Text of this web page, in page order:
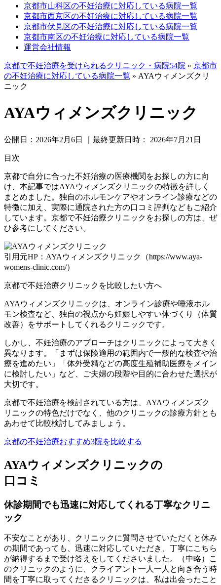
京都市山科区の不妊治療に対応している病院一覧
京都市西京区の不妊治療に対応している病院一覧
京都市伏見区の不妊治療に対応している病院一覧
京都市南区の不妊治療に対応している病院一覧
運営会社情報
京都で不妊治療を受けられるクリニック・病院54院 » 京都市
の不妊治療に対応している病院一覧 » AYAウィメンズクリ
ニック
AYAウィメンズクリニック
公開日： 2026年2月6日 ｜最終更新日時： 2026年7月21日
目次
京都で自分に合った不妊治療の医療機関をお探しの方に向
け、本記事ではAYAウィメンズクリニックの特徴を詳しく
まとめました。独自のホルモンケアやオンライン診療などの
特徴に加え、実際に通院された方の口コミ評判などもご紹介
しています。京都で不妊治療クリニックをお探しの方は、ぜ
ひ参考にしてください。
引用元HP：AYAウィメンズクリニック（https://www.aya-
womens-clinic.com/）
京都で不妊治療クリニックを比較したい方へ
AYAウィメンズクリニックは、オンライン診療や唾液ホル
モン検査など、独自の視点から妊娠しやすい体づくり（体質
改善）をサポートしてくれるクリニックです。
しかし、不妊治療のアプローチはクリニックによって大きく
異なります。「まずは保険適用の範囲内で一般的な検査や治
療を進めたい」「体外受精などの高度生殖補助医療をメイン
に検討したい」など、ご夫婦の段階や目的に合わせた選択が
大切です。
京都で不妊治療を検討されている方は、AYAウィメンズク
リニックの特色だけでなく、他のクリニックの診療方針とも
あわせて比較検討してみましょう。
京都の不妊治療おすすめ3院を比較する
AYAウィメンズクリニックの
口コミ
休診期間でも迅速に対応してくれる丁寧なクリニ
ック
不安なことがあり、クリニックに質問させていただくと休み
の期間であっても、迅速に対応していただき、丁寧にこちら
が納得するまで受け答えをしてくださいました。（中略）こ
のクリニックのように、クライアント一人一人と向き合う時
間を丁寧に取ってくださるクリニックは、私は出会ったこと